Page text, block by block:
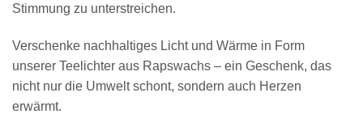
Stimmung zu unterstreichen.
Verschenke nachhaltiges Licht und Wärme in Form
unserer Teelichter aus Rapswachs – ein Geschenk, das
nicht nur die Umwelt schont, sondern auch Herzen
erwärmt.